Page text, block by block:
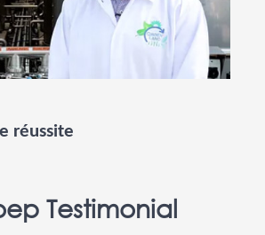
réussite
Testimonial